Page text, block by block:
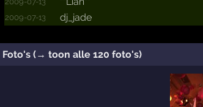
2009-07-13 dj_jade
Foto's (→ toon alle 120 foto's)